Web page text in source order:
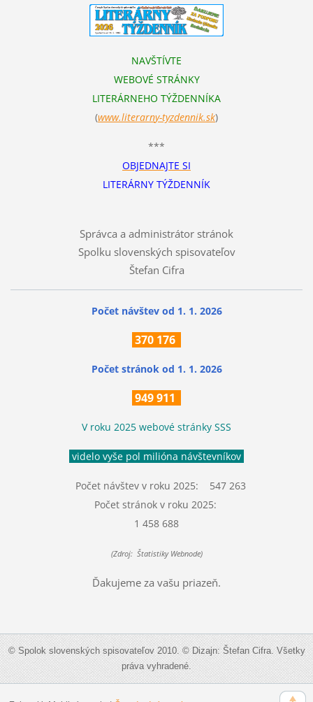
NAVŠTÍVTE
WEBOVÉ STRÁNKY
LITERÁRNEHO TÝŽDENNÍKA
(www.literarny-tyzdennik.sk)
***
OBJEDNAJTE SI
LITERÁRNY TÝŽDENNÍK
Správca a administrátor stránok
Spolku slovenských spisovateľov
Štefan Cifra
Počet návštev od 1. 1. 2026
370 176
Počet stránok od 1. 1. 2026
949 911
V roku 2025 webové stránky SSS
videlo vyše pol milióna návštevníkov
Počet návštev v roku 2025: 547 263
Počet stránok v roku 2025:
1 458 688
(Zdroj: Štatistiky Webnode)
Ďakujeme za vašu priazeň.
© Spolok slovenských spisovateľov 2010. © Dizajn: Štefan Cifra. Všetky
práva vyhradené.